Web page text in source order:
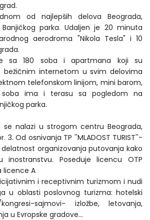
od najlepših delova Beograda,
parka. Udaljen je 20 minuta
aerodroma "Nikola Tesla" i 10
sa 180 soba i apartmana koji su
bežičnim internetom u svim delovima
telefonskom linijom, mini barom,
ima i terasu sa pogledom na
parka.
se nalazi u strogom centru Beograda,
3. Od osnivanja TP ''MLADOST TURIST''-
organizovanja putovanja kako
Poseduje licencu OTP
licence A
i receptivnim turizmom i nudi
u oblasti poslovnog turizma: hotelski
sajmovi- izložbe, letovanja,
u Evropske gradove...